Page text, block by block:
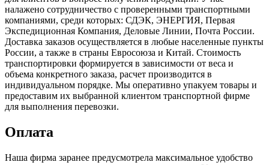
налажено сотрудничество с проверенными транспортными
компаниями, среди которых: СДЭК, ЭНЕРГИЯ, Первая
Экспедиционная Компания, Деловые Линии, Почта России.
Доставка заказов осуществляется в любые населенные пункты
России, а также в страны Евросоюза и Китай. Стоимость
транспортировки формируется в зависимости от веса и
объема конкретного заказа, расчет производится в
индивидуальном порядке. Мы оперативно упакуем товары и
предоставим их выбранной клиентом транспортной фирме
для выполнения перевозки.
Оплата
Наша фирма заранее предусмотрела максимальное удобство